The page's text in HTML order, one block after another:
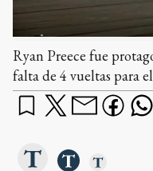
Ryan Preece fue
falta de 4 vueltas para